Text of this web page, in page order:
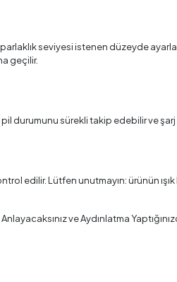
seviyesi istenen düzeyde
geçilir.
durumunu sürekli takip edebilir ve
edilir. Lütfen unutmayın: ürünün
ve Aydınlatma